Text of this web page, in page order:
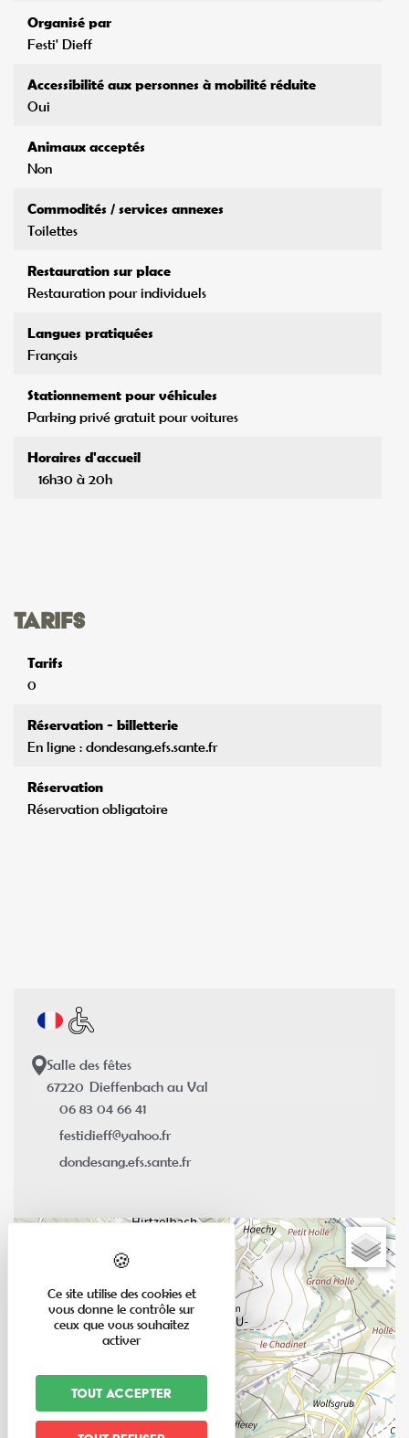
Organisé par
Festi' Dieff
Accessibilité aux personnes à mobilité réduite
Oui
Animaux acceptés
Non
Commodités / services annexes
Toilettes
Restauration sur place
Restauration pour individuels
Langues pratiquées
Français
Stationnement pour véhicules
Parking privé gratuit pour voitures
Horaires d'accueil
16h30 à 20h
Tarifs
Tarifs
0
Réservation - billetterie
En ligne : dondesang.efs.sante.fr
Réservation
Réservation obligatoire
Salle des fêtes
67220 Dieffenbach au Val
06 83 04 66 41
festidieff@yahoo.fr
dondesang.efs.sante.fr
Ce site utilise des cookies et
vous donne le contrôle sur
ceux que vous souhaitez
activer
Tout accepter